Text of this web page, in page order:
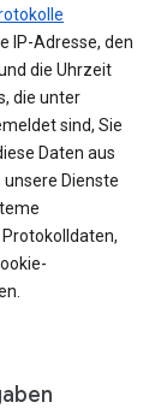
IP-Adresse, den
die Uhrzeit
die unter
sind, Sie
Daten aus
Dienste